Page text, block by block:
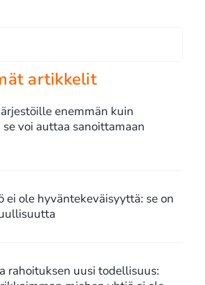
artikkelit
enemmän kuin
voi auttaa sanoittamaan
ei ole hyväntekeväisyyttä: se on
rahoituksen uusi todellisuus: